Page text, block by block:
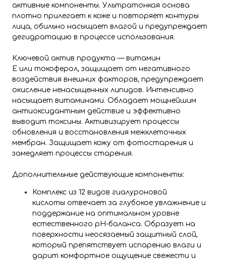
активные компоненты. Ультратонкая основа
плотно прилегает к коже и повторяет контуры
лица, обильно насыщает влагой и предупреждает
дегидратацию в процессе использования.
Ключевой актив продукта — витамин
Е или токоферол, защищает от негативного
воздействия внешних факторов, предупреждает
окисление ненасыщенных липидов. Интенсивно
насыщает витаминами. Обладает мощнейшим
антиоксидантным действие и эффективно
выводит токсины. Активизирует процессы
обновления и восстановления межклеточных
мембран. Защищает кожу от фотостарения и
замедляет процессы старения.
Дополнительные действующие компоненты:
Комплекс из 12 видов гиалуроновой
кислоты отвечает за глубокое увлажнение и
поддержание на оптимальном уровне
естественного pH-баланса. Образует на
поверхности неосязаемый защитный слой,
который препятствует испарению влаги и
дарит комфортное ощущение свежести и